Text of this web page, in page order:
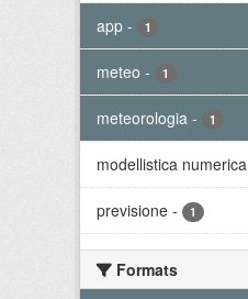
app - 1
meteo - 1
meteorologia - 1
modellistica numerica
previsione - 1
Formats